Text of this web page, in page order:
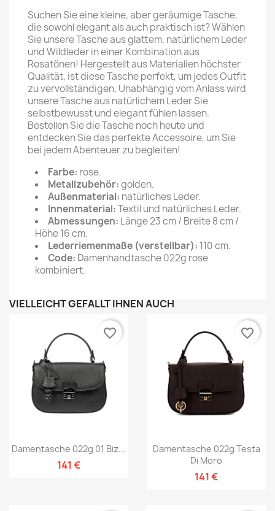
Suchen Sie eine kleine, aber geräumige Tasche,
die sowohl elegant als auch praktisch ist? Wählen
Sie unsere Tasche aus glattem, natürlichem Leder
und Wildleder in einer Kombination aus
Rosatönen! Hergestellt aus Materialien höchster
Qualität, ist diese Tasche perfekt, um jedes Outfit
zu vervollständigen. Unabhängig vom Anlass wird
unsere Tasche aus natürlichem Leder Sie
selbstbewusst und elegant fühlen lassen.
Bestellen Sie die Tasche noch heute und
entdecken Sie das perfekte Accessoire, um Sie
bei jedem Abenteuer zu begleiten!
Farbe: rose.
Metallzubehör:golden.
Außenmaterial: natürliches Leder.
Innenmaterial:Textil und natürliches Leder.
Abmessungen: Länge 23 cm / Breite 8 cm /
Höhe 16 cm.
Lederriemenmaße (verstellbar): 110 cm.
Code: Damenhandtasche 022g rose
kombiniert.
VIELLEICHT GEFÄLLT IHNEN AUCH
Damentasche 022g 01 Biz...
141 €
favorite_border
Damentasche 022g Testa
Di Moro
141 €
favorite_border